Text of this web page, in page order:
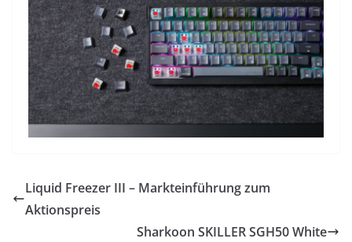
Liquid Freezer III – Markteinführung zum
Aktionspreis
Sharkoon SKILLER SGH50 White